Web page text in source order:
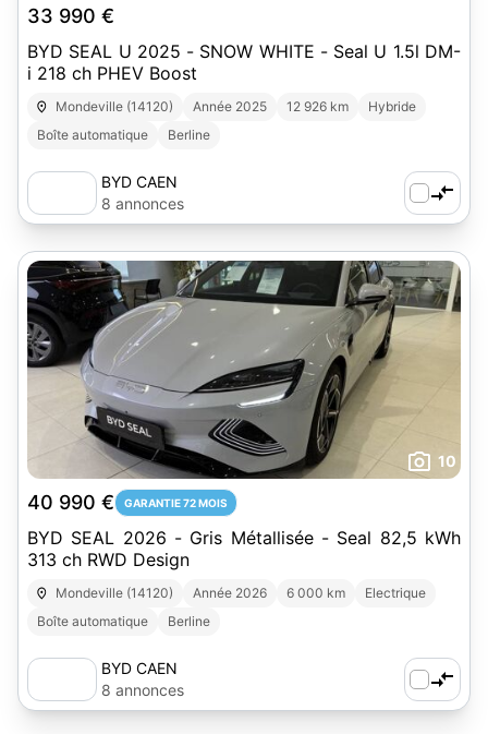
33 990 €
BYD SEAL U 2025 - SNOW WHITE - Seal U 1.5l DM-
i 218 ch PHEV Boost
Mondeville (14120) Année 2025 12 926 km
Hybride
Boîte automatique
Berline
BYD CAEN
8 annonces
10
40 990 € GARANTIE 72 MOIS
BYD SEAL 2026 - Gris Métallisée - Seal 82,5 kWh
313 ch RWD Design
Mondeville (14120) Année 2026 6 000 km
Electrique
Boîte automatique
Berline
BYD CAEN
8 annonces